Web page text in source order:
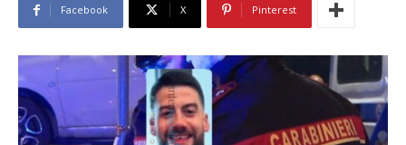
Facebook X Pinterest